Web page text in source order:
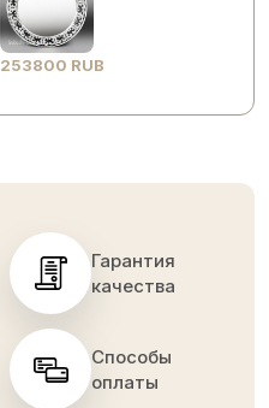
253800 RUB
Гарантия
качества
Способы
оплаты